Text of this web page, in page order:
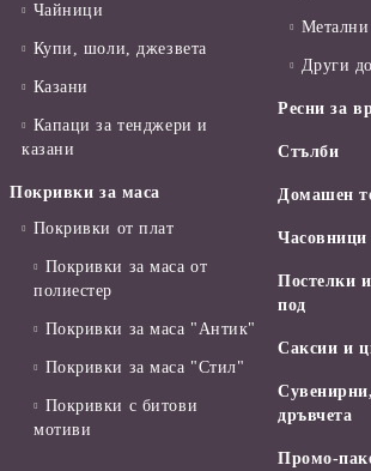
Чайници
Купи, шоли, джезвета
Казани
Капаци за тенджери и
казани
Покривки за маса
Покривки от плат
Покривки за маса от
полиестер
Покривки за маса "Антик"
Покривки за маса "Стил"
Покривки с битови
мотиви
Други
Ресни за
Стълби
Домашен
Часовници
Постелки
под
Саксии и
дръвчета
Промо-